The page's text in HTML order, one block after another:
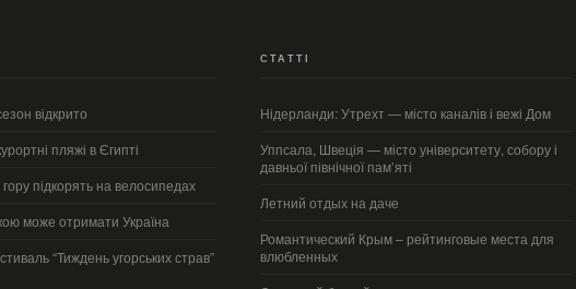
відкрито
пляжі в Єгипті
підкорять на велосипедах
може отримати Україна
“Тиждень угорських страв”
СТАТТІ
Нідерланди: Утрехт — місто каналів і вежі Дом
Уппсала, Швеція — місто університету, собору і
давньої північної пам’яті
Летний отдых на даче
Романтический Крым – рейтинговые места для
влюбленных